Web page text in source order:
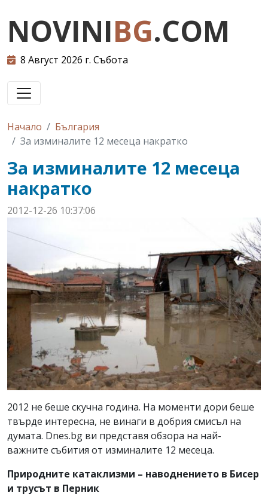
NOVINIBG.COM
8 Август 2026 г. Събота
Начало
България
За изминалите 12 месеца накратко
За изминалите 12 месеца
накратко
2012-12-26 10:37:06
2012 не беше скучна година. На моменти дори беше
твърде интересна, не винаги в добрия смисъл на
думата. Dnes.bg ви представя обзора на най-
важните събития от изминалите 12 месеца.
Природните катаклизми – наводнението в Бисер
и трусът в Перник